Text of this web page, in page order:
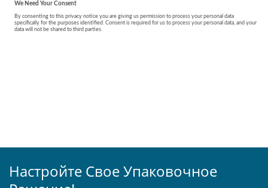
Настройте Свое Упаковочное